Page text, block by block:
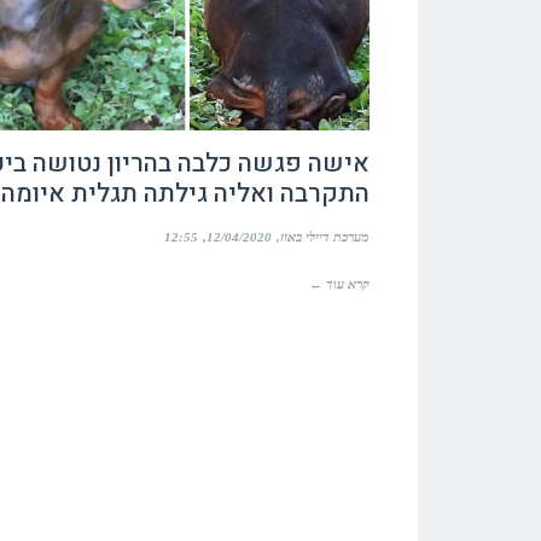
אישה פגשה כלבה בהריון נטושה
התקרבה ואליה גילתה תגלית איומה
מערכת דיילי באזז 12/04/2020
12:55
קרא עוד ←